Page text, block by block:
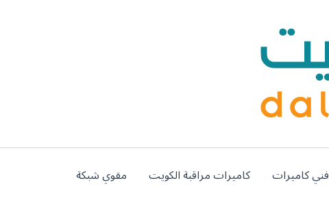
فني كاميرات كاميرات مراقبة الكويت مقوي شبكة